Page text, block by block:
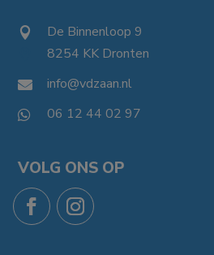
 De Binnenloop 9
8254 KK Dronten
 info@vdzaan.nl
 06 12 44 02 97
VOLG ONS OP